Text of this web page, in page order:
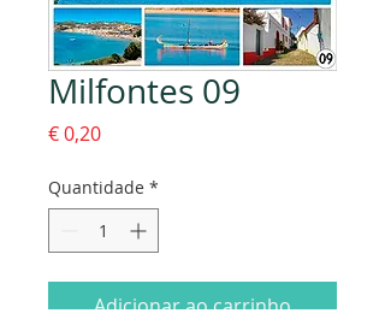
Milfontes 09
€ 0,20Preço
Quantidade *
Adicionar ao carrinho